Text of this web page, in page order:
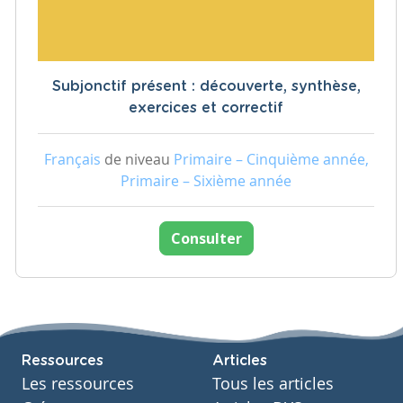
Subjonctif présent : découverte, synthèse,
exercices et correctif
Français de niveau Primaire – Cinquième année,
Primaire – Sixième année
Consulter
Ressources
Les ressources
Articles
Tous les articles